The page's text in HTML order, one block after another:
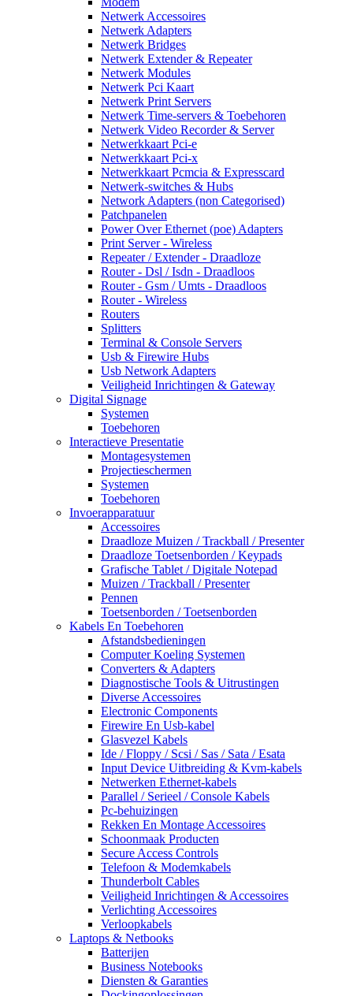
Netwerk Accessoires
Netwerk Adapters
Netwerk Bridges
Netwerk Extender & Repeater
Netwerk Modules
Netwerk Pci Kaart
Netwerk Print Servers
Netwerk Time-servers & Toebehoren
Netwerk Video Recorder & Server
Netwerkkaart Pci-e
Netwerkkaart Pci-x
Netwerkkaart Pcmcia & Expresscard
Netwerk-switches & Hubs
Network Adapters (non Categorised)
Patchpanelen
Power Over Ethernet (poe) Adapters
Print Server - Wireless
Repeater / Extender - Draadloze
Router - Dsl / Isdn - Draadloos
Router - Gsm / Umts - Draadloos
Router - Wireless
Routers
Splitters
Terminal & Console Servers
Usb & Firewire Hubs
Usb Network Adapters
Veiligheid Inrichtingen & Gateway
Digital Signage
Systemen
Toebehoren
Interactieve Presentatie
Montagesystemen
Projectieschermen
Systemen
Toebehoren
Invoerapparatuur
Accessoires
Draadloze Muizen / Trackball / Presenter
Draadloze Toetsenborden / Keypads
Grafische Tablet / Digitale Notepad
Muizen / Trackball / Presenter
Pennen
Toetsenborden / Toetsenborden
Kabels En Toebehoren
Afstandsbedieningen
Computer Koeling Systemen
Converters & Adapters
Diagnostische Tools & Uitrustingen
Diverse Accessoires
Electronic Components
Firewire En Usb-kabel
Glasvezel Kabels
Ide / Floppy / Scsi / Sas / Sata / Esata
Input Device Uitbreiding & Kvm-kabels
Netwerken Ethernet-kabels
Parallel / Serieel / Console Kabels
Pc-behuizingen
Rekken En Montage Accessoires
Schoonmaak Producten
Secure Access Controls
Telefoon & Modemkabels
Thunderbolt Cables
Veiligheid Inrichtingen & Accessoires
Verlichting Accessoires
Verloopkabels
Laptops & Netbooks
Batterijen
Business Notebooks
Diensten & Garanties